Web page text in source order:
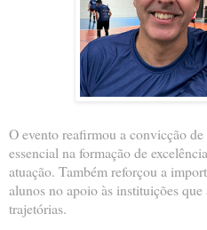
O evento reafirmou a convicção
essencial na formação de
atuação. Também reforçou a
alunos no apoio às instituições
trajetórias.